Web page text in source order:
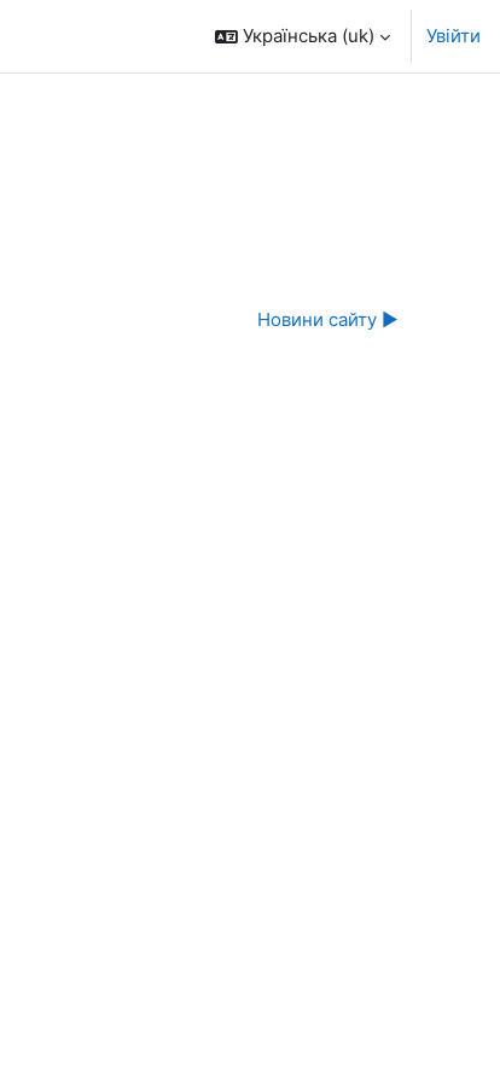
Українська ‎(uk)‎ Увійти
Новини сайту ▶︎